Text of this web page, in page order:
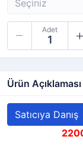
Adet
Ürün Açıklaması
Satıcıya Danış
2200